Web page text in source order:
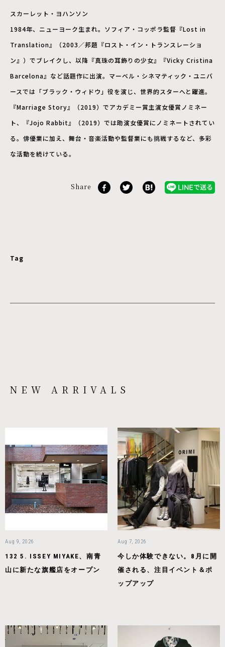
スカーレット・ヨハンソン
1984年、ニューヨーク生まれ。ソフィア・コッポラ監督『Lost in
Translation』（2003／邦題『ロスト・イン・トランスレーショ
ン』）でブレイクし、以降『真珠の耳飾りの少女』『Vicky Cristina
Barcelona』など話題作に出演。マーベル・シネマティック・ユニバ
ースでは「ブラック・ウィドウ」役を演じ、世界的スターへと躍進。
『Marriage Story』（2019）でアカデミー賞主演女優賞ノミネー
ト、『Jojo Rabbit』（2019）では助演女優賞にノミネートされてい
る。俳優業に加え、舞台・音楽活動や監督業にも挑戦するなど、多彩
な活動を続けている。
Share
Tag
NEW ARRIVALS
Aug 9, 2026
132 5. ISSEY MIYAKE、南青
山に新たな旗艦店をオープン
Aug 7, 2026
今しか体験できない。8月に開
催される、注目イベント＆ポ
ップアップ